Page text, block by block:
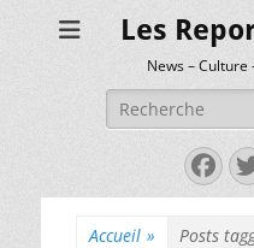
Les
News – Culture
Rechercher :
Accueil » Posts